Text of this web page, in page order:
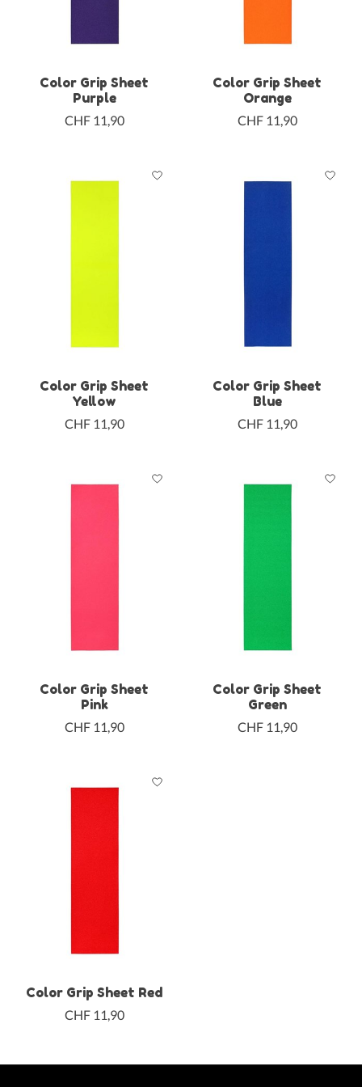
Color Grip Sheet
Purple
CHF 11,90
Color Grip Sheet
Orange
CHF 11,90
Color Grip Sheet
Yellow
CHF 11,90
Color Grip Sheet
Blue
CHF 11,90
Color Grip Sheet
Pink
CHF 11,90
Color Grip Sheet
Green
CHF 11,90
Color Grip Sheet Red
CHF 11,90